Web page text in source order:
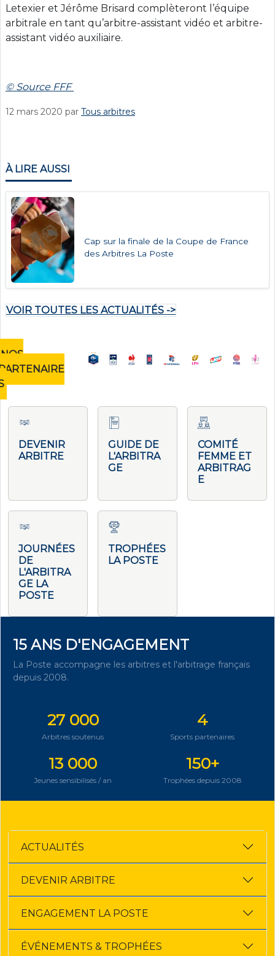
Letexier et Jérôme Brisard complèteront l’équipe
arbitrale en tant qu’arbitre-assistant vidéo et arbitre-
assistant vidéo auxiliaire.
© Source FFF
12 mars 2020 par Tous arbitres
À LIRE AUSSI
Cap sur la finale de la Coupe de France
des Arbitres La Poste
VOIR TOUTES LES ACTUALITÉS ->
NOS
DEVENIR
ARBITRE
GUIDE DE
L'ARBITRA
GE
COMITÉ
FEMME ET
ARBITRAG
E
JOURNÉES
DE
L'ARBITRA
GE LA
POSTE
TROPHÉES
LA POSTE
15 ANS D'ENGAGEMENT
La Poste accompagne les arbitres et l'arbitrage français
depuis 2008.
27 000
Arbitres soutenus
4
Sports partenaires
13 000
Jeunes sensibilisés / an
150+
Trophées depuis 2008
ACTUALITÉS
DEVENIR ARBITRE
ENGAGEMENT LA POSTE
ÉVÉNEMENTS & TROPHÉES